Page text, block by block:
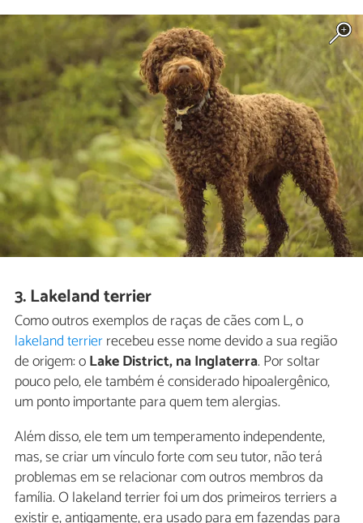
3. Lakeland terrier
Como outros exemplos de raças de cães com L, o
lakeland terrierrecebeu esse nome devido a sua região
de origem: oLake District, na Inglaterra. Por soltar
pouco pelo, ele também é considerado hipoalergênico,
um ponto importante para quem tem alergias.
Além disso, ele tem um temperamento independente,
mas, se criar um vínculo forte com seu tutor, não terá
problemas em se relacionar com outros membros da
família. O lakeland terrier foi um dos primeiros terriers a